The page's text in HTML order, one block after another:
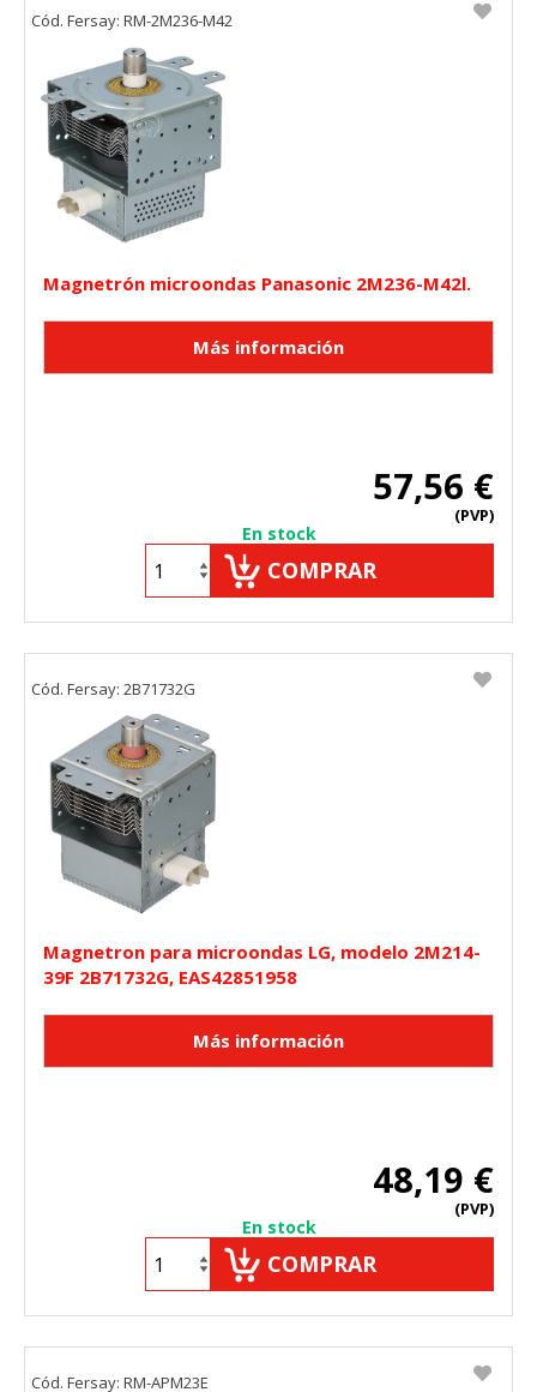
Magnetrón microondas Panasonic 2M236-M42l.
57,56 €
(PVP)
En stock
COMPRAR
Cód. Fersay: RM-2M236-M42
Magnetron para microondas LG, modelo 2M214-
39F 2B71732G, EAS42851958
48,19 €
(PVP)
En stock
COMPRAR
Cód. Fersay: 2B71732G
Cód. Fersay: RM-APM23E